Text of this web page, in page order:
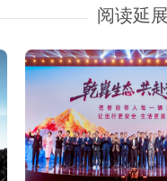
阅读延